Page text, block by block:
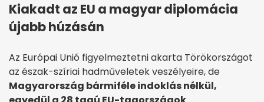
Kiakadt az EU a magyar diplomácia
újabb húzásán
Az Európai Unió figyelmeztetni akarta Törökországot
az észak-szíriai hadműveletek veszélyeire, de
Magyarország bármiféle indoklás nélkül,